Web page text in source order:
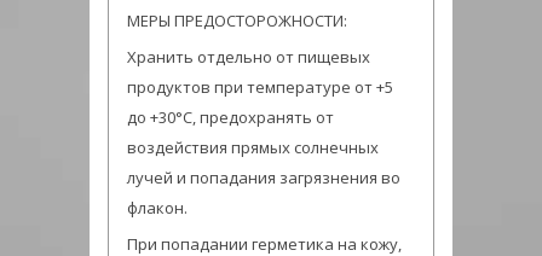
МЕРЫ ПРЕДОСТОРОЖНОСТИ:
Хранить отдельно от пищевых
продуктов при температуре от +5
до +30°С, предохранять от
воздействия прямых солнечных
лучей и попадания загрязнения во
флакон.
При попадании герметика на кожу,